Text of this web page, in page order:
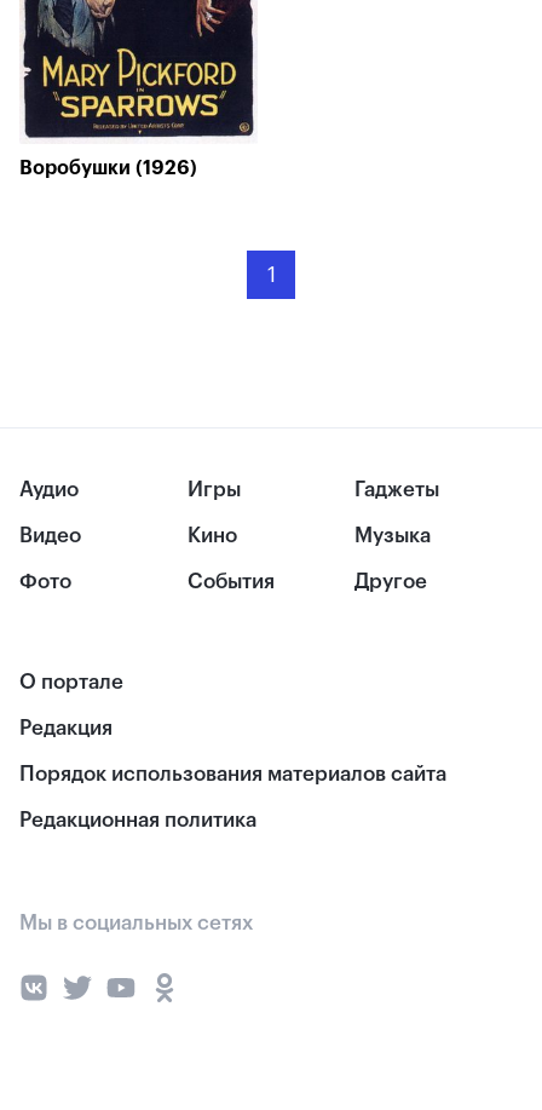
Воробушки (1926)
1
Аудио
Видео
Фото
Игры
Кино
События
Гаджеты
Музыка
Другое
О портале
Редакция
Порядок использования материалов сайта
Редакционная политика
Мы в социальных сетях